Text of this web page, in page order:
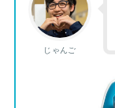
じゃんご